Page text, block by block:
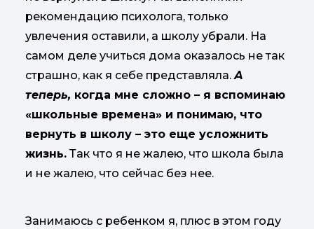
рекомендацию психолога, только
увлечения оставили, а школу убрали. На
самом деле учиться дома оказалось не так
страшно, как я себе представляла.А
теперь, когда мне сложно – я вспоминаю
«школьные времена» и понимаю, что
вернуть в школу – это еще усложнить
жизнь. Так что я не жалею, что школа была
и не жалею, что сейчас без нее.
Занимаюсь с ребенком я, плюс в этом году